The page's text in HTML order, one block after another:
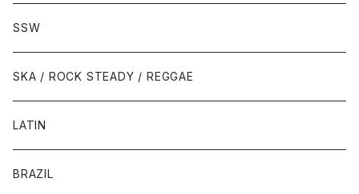
SSW
SKA / ROCK STEADY / REGGAE
LATIN
BRAZIL